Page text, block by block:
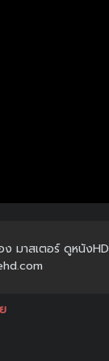
ง มาสเตอร์ ดูหนัง